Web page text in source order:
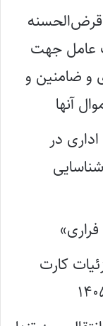
عقد قرض‌الحسنه
عامل جهت
و ضامنین و
آنها
در
کارت